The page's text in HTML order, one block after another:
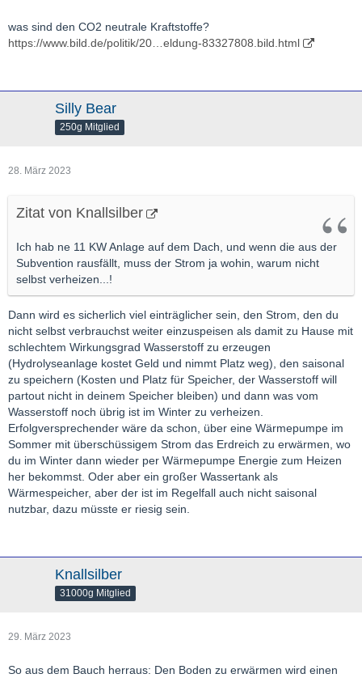
was sind den CO2 neutrale Kraftstoffe?
https://www.bild.de/politik/20…eldung-83327808.bild.html
Silly Bear
250g Mitglied
28. März 2023
Zitat von Knallsilber
Ich hab ne 11 KW Anlage auf dem Dach, und wenn die aus der
Subvention rausfällt, muss der Strom ja wohin, warum nicht
selbst verheizen...!
Dann wird es sicherlich viel einträglicher sein, den Strom, den du
nicht selbst verbrauchst weiter einzuspeisen als damit zu Hause mit
schlechtem Wirkungsgrad Wasserstoff zu erzeugen
(Hydrolyseanlage kostet Geld und nimmt Platz weg), den saisonal
zu speichern (Kosten und Platz für Speicher, der Wasserstoff will
partout nicht in deinem Speicher bleiben) und dann was vom
Wasserstoff noch übrig ist im Winter zu verheizen.
Erfolgversprechender wäre da schon, über eine Wärmepumpe im
Sommer mit überschüssigem Strom das Erdreich zu erwärmen, wo
du im Winter dann wieder per Wärmepumpe Energie zum Heizen
her bekommst. Oder aber ein großer Wassertank als
Wärmespeicher, aber der ist im Regelfall auch nicht saisonal
nutzbar, dazu müsste er riesig sein.
Knallsilber
31000g Mitglied
29. März 2023
So aus dem Bauch herraus: Den Boden zu erwärmen wird einen